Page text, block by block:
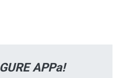
APPa!